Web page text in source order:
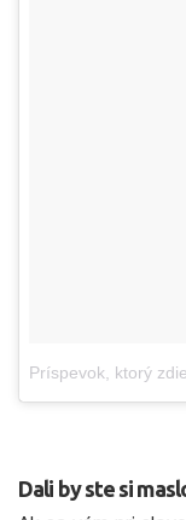
Príspevok, ktorý
Dali by ste si